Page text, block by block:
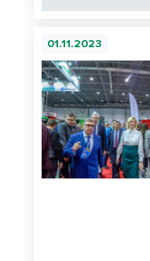
01.11.2023